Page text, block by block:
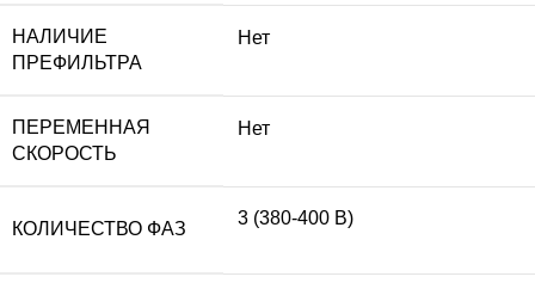
НАЛИЧИЕ
ПРЕФИЛЬТРА
Нет
ПЕРЕМЕННАЯ
СКОРОСТЬ
Нет
КОЛИЧЕСТВО ФАЗ
3 (380-400 В)